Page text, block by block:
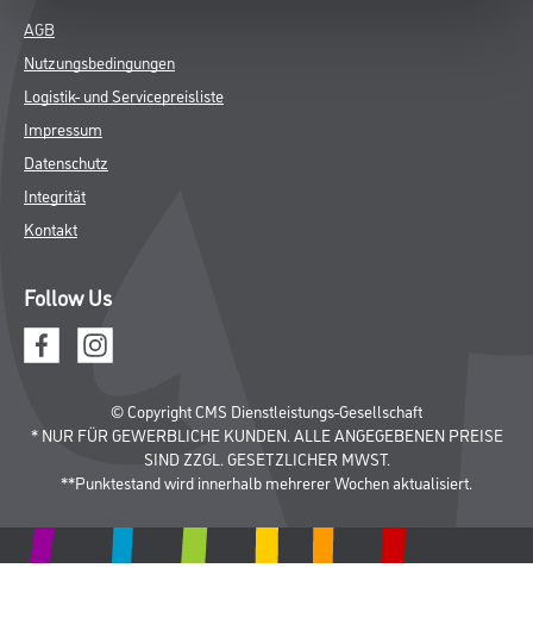
AGB
Nutzungsbedingungen
Logistik- und Servicepreisliste
Impressum
Datenschutz
Integrität
Kontakt
Follow Us
© Copyright CMS Dienstleistungs-Gesellschaft
* NUR FÜR GEWERBLICHE KUNDEN. ALLE ANGEGEBENEN PREISE
SIND ZZGL. GESETZLICHER MWST.
**Punktestand wird innerhalb mehrerer Wochen aktualisiert.